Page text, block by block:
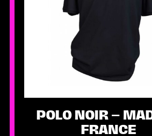
POLO NOIR –
FRANCE